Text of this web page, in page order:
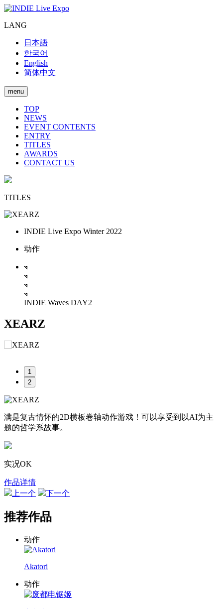
LANG
日本語
한국어
English
简体中文
menu
TOP
NEWS
EVENT CONTENTS
ENTRY
TITLES
AWARDS
CONTACT US
TITLES
INDIE Live Expo Winter 2022
动作
INDIE Waves DAY2
XEARZ
1
2
满是复古情怀的2D横板卷轴动作游戏！可以享受到以AI为主
题的哲学系故事。
实况OK
作品详情
上一个
下一个
推荐作品
动作
Akatori
动作